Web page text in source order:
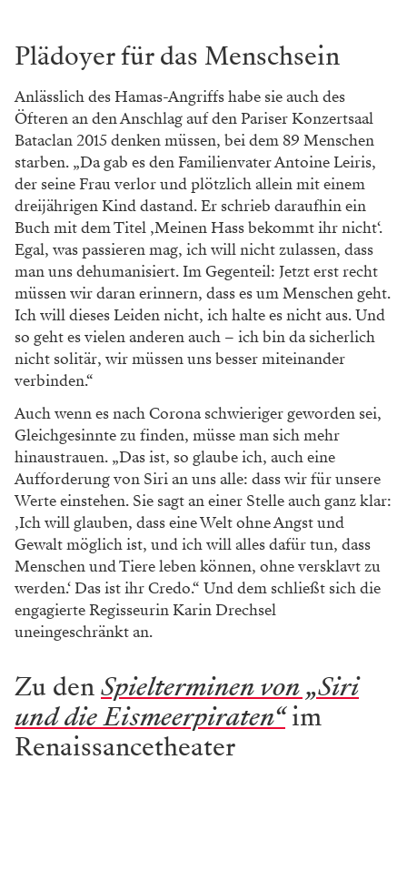
Plädoyer für das Menschsein
Anlässlich des Hamas-Angriffs habe sie auch des
Öfteren an den Anschlag auf den Pariser Konzertsaal
Bataclan 2015 denken müssen, bei dem 89 Menschen
starben. „Da gab es den Familienvater Antoine Leiris,
der seine Frau verlor und plötzlich allein mit einem
dreijährigen Kind dastand. Er schrieb daraufhin ein
Buch mit dem Titel ‚Meinen Hass bekommt ihr nicht‘.
Egal, was passieren mag, ich will nicht zulassen, dass
man uns dehumanisiert. Im Gegenteil: Jetzt erst recht
müssen wir daran erinnern, dass es um Menschen geht.
Ich will dieses Leiden nicht, ich halte es nicht aus. Und
so geht es vielen anderen auch – ich bin da sicherlich
nicht solitär, wir müssen uns besser miteinander
verbinden.“
Auch wenn es nach Corona schwieriger geworden sei,
Gleichgesinnte zu finden, müsse man sich mehr
hinaustrauen. „Das ist, so glaube ich, auch eine
Aufforderung von Siri an uns alle: dass wir für unsere
Werte einstehen. Sie sagt an einer Stelle auch ganz klar:
‚Ich will glauben, dass eine Welt ohne Angst und
Gewalt möglich ist, und ich will alles dafür tun, dass
Menschen und Tiere leben können, ohne versklavt zu
werden.‘ Das ist ihr Credo.“ Und dem schließt sich die
engagierte Regisseurin Karin Drechsel
uneingeschränkt an.
Zu denSpielterminen von „Siri
und die Eismeerpiraten“im
Renaissancetheater